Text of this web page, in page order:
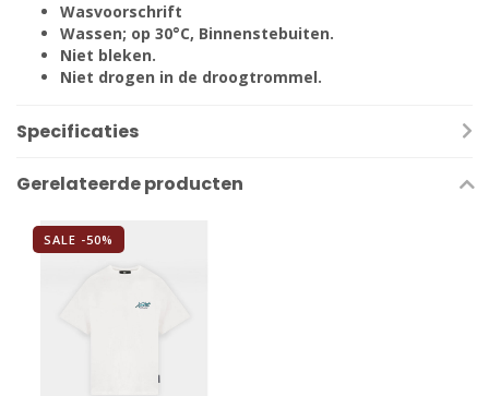
Wasvoorschrift
Wassen; op 30°C, Binnenstebuiten.
Niet bleken.
Niet drogen in de droogtrommel.
Specificaties
Gerelateerde producten
SALE -50%